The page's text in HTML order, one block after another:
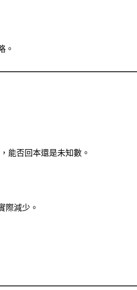
。
能否回本還是未知數。
際減少。